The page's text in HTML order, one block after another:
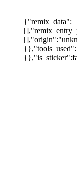
{"remix_data":
{},"tools_used":